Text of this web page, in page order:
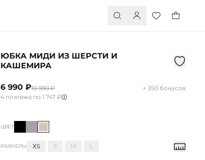
ЮБКА МИДИ ИЗ ШЕРСТИ И
КАШЕМИРА
6 990 ₽10 990 ₽
+ 350 бонусов
4 платежа по 1 747 ₽
ЦВЕТ
РАЗМЕРЫ XS S M L